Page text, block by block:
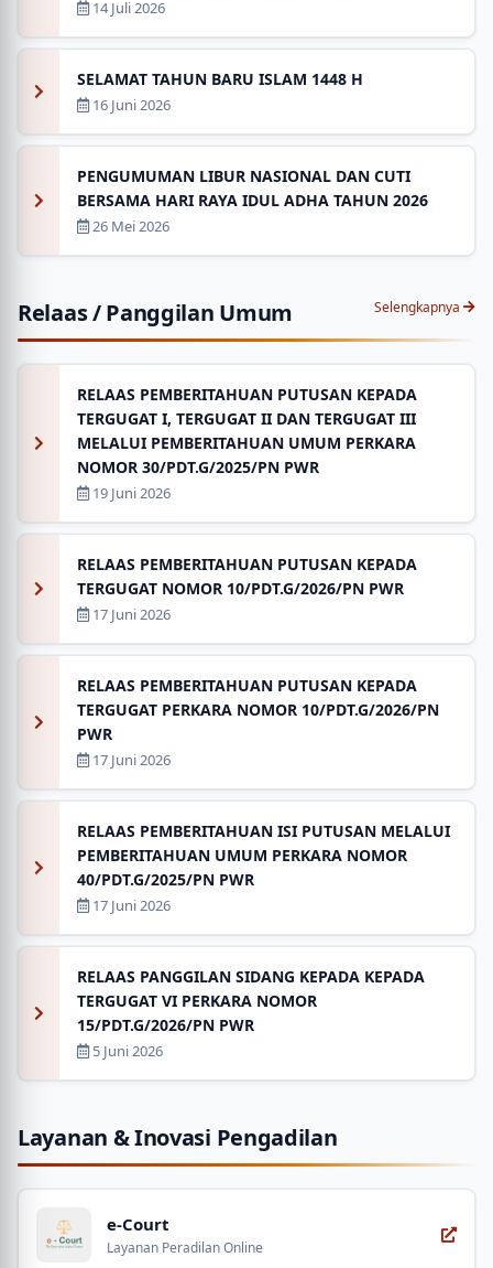
14 Juli 2026
SELAMAT TAHUN BARU ISLAM 1448 H
16 Juni 2026
PENGUMUMAN LIBUR NASIONAL DAN CUTI
BERSAMA HARI RAYA IDUL ADHA TAHUN 2026
26 Mei 2026
Relaas / Panggilan Umum Selengkapnya
RELAAS PEMBERITAHUAN PUTUSAN KEPADA
TERGUGAT I, TERGUGAT II DAN TERGUGAT III
MELALUI PEMBERITAHUAN UMUM PERKARA
NOMOR 30/PDT.G/2025/PN PWR
19 Juni 2026
RELAAS PEMBERITAHUAN PUTUSAN KEPADA
TERGUGAT NOMOR 10/PDT.G/2026/PN PWR
17 Juni 2026
RELAAS PEMBERITAHUAN PUTUSAN KEPADA
TERGUGAT PERKARA NOMOR 10/PDT.G/2026/PN
PWR
17 Juni 2026
RELAAS PEMBERITAHUAN ISI PUTUSAN MELALUI
PEMBERITAHUAN UMUM PERKARA NOMOR
40/PDT.G/2025/PN PWR
17 Juni 2026
RELAAS PANGGILAN SIDANG KEPADA KEPADA
TERGUGAT VI PERKARA NOMOR
15/PDT.G/2026/PN PWR
5 Juni 2026
Layanan & Inovasi Pengadilan
e-Court
Layanan Peradilan Online